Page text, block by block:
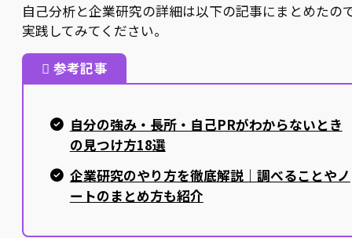
自己分析と企業研究の詳細は以下の記事にまとめたの
実践してみてください。
参考記事
自分の強み・長所・自己PRがわからないとき
の見つけ方18選
企業研究のやり方を徹底解説｜調べることやノ
ートのまとめ方も紹介